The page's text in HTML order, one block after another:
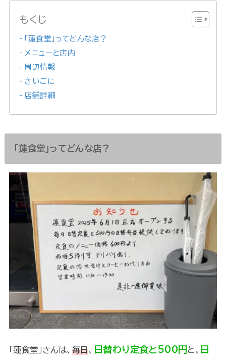
もくじ
「蓮食堂」ってどんな店？
メニューと店内
周辺情報
さいごに
店舗詳細
「蓮食堂」ってどんな店？
「蓮食堂」さんは、 毎日、 日替わり定食と500円 と、
日